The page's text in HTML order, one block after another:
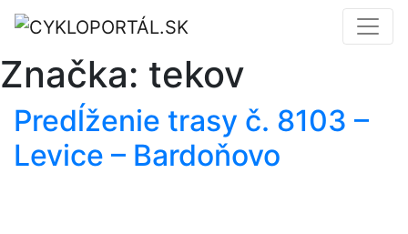
Značka: tekov
Predĺženie trasy č. 8103 –
Levice – Bardoňovo